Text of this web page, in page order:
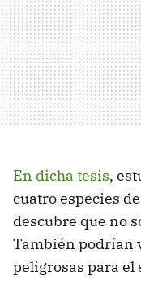
En dicha tesis,
cuatro especies
descubre que no
También podrían
peligrosas para el